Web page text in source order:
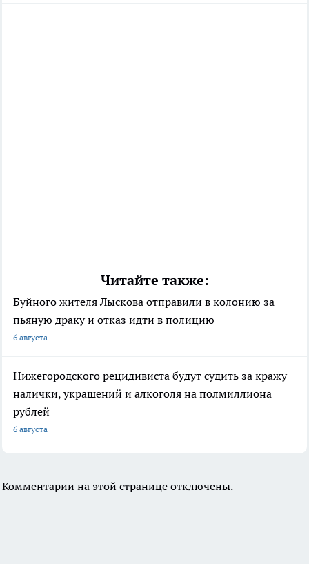
Читайте также:
Буйного жителя Лыскова отправили в колонию за
пьяную драку и отказ идти в полицию
6 августа
Нижегородского рецидивиста будут судить за кражу
налички, украшений и алкоголя на полмиллиона
рублей
6 августа
Комментарии на этой странице отключены.